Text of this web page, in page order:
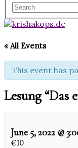
« All Events
This event has
Lesung “Das
June 5, 2022 @
€10